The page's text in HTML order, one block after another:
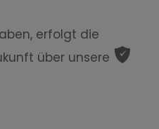
erfolgt die
über unsere ͳ